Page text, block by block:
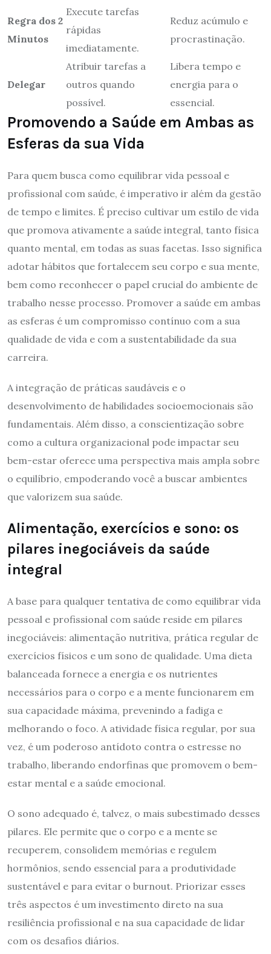
Regra dos 2
Minutos
Execute tarefas
rápidas
imediatamente.
Reduz acúmulo e
procrastinação.
Delegar
Atribuir tarefas a
outros quando
possível.
Libera tempo e
energia para o
essencial.
Promovendo a Saúde em Ambas as
Esferas da sua Vida
Para quem busca como equilibrar vida pessoal e
profissional com saúde, é imperativo ir além da gestão
de tempo e limites. É preciso cultivar um estilo de vida
que promova ativamente a saúde integral, tanto física
quanto mental, em todas as suas facetas. Isso significa
adotar hábitos que fortalecem seu corpo e sua mente,
bem como reconhecer o papel crucial do ambiente de
trabalho nesse processo. Promover a saúde em ambas
as esferas é um compromisso contínuo com a sua
qualidade de vida e com a sustentabilidade da sua
carreira.
A integração de práticas saudáveis e o
desenvolvimento de habilidades socioemocionais são
fundamentais. Além disso, a conscientização sobre
como a cultura organizacional pode impactar seu
bem-estar oferece uma perspectiva mais ampla sobre
o equilíbrio, empoderando você a buscar ambientes
que valorizem sua saúde.
Alimentação, exercícios e sono: os
pilares inegociáveis da saúde
integral
A base para qualquer tentativa de como equilibrar vida
pessoal e profissional com saúde reside em pilares
inegociáveis: alimentação nutritiva, prática regular de
exercícios físicos e um sono de qualidade. Uma dieta
balanceada fornece a energia e os nutrientes
necessários para o corpo e a mente funcionarem em
sua capacidade máxima, prevenindo a fadiga e
melhorando o foco. A atividade física regular, por sua
vez, é um poderoso antídoto contra o estresse no
trabalho, liberando endorfinas que promovem o bem-
estar mental e a saúde emocional.
O sono adequado é, talvez, o mais subestimado desses
pilares. Ele permite que o corpo e a mente se
recuperem, consolidem memórias e regulem
hormônios, sendo essencial para a produtividade
sustentável e para evitar o burnout. Priorizar esses
três aspectos é um investimento direto na sua
resiliência profissional e na sua capacidade de lidar
com os desafios diários.